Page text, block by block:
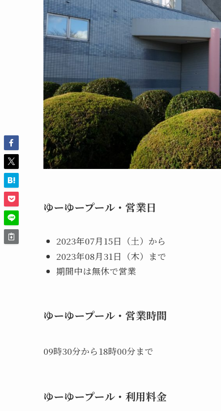
ゆーゆープール・ 営業日
2023年07月15日（土）から
2023年08月31日（木）まで
期間中は無休で営業
ゆーゆープール・ 営業時間
09時30分から18時00分まで
ゆーゆープール・利用料金